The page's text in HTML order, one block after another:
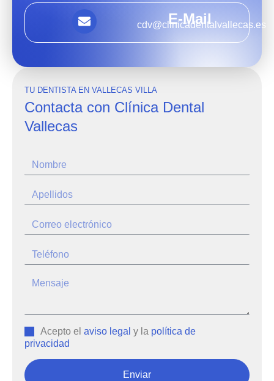
TU DENTISTA EN VALLECAS VILLA
Contacta con Clínica Dental
Vallecas
Acepto el aviso legal y la política de
privacidad
Enviar
E-Mail
cdv@clinicadentalvallecas.es